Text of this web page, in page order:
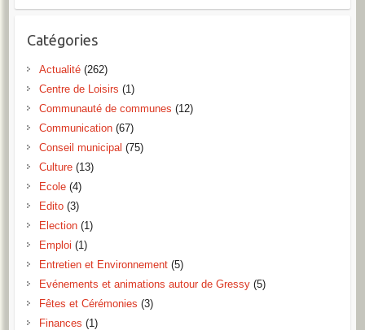
Catégories
Actualité(262)
Centre de Loisirs (1)
Communauté de communes (12)
Communication(67)
Conseil municipal (75)
Culture(13)
Ecole(4)
Edito(3)
Election(1)
Emploi (1)
Entretien et Environnement(5)
Evénements et animations autour de Gressy(5)
Fêtes et Cérémonies (3)
Finances (1)